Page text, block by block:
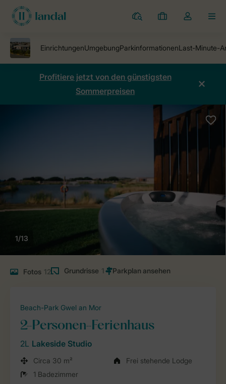
Ferienparks
Meine
Dropdown-
öffnen
Profitiere jetzt von den günstigsten
Sommerpreisen
1/13
Fotos 12 Grundrisse 1
Beach-Park Gwel an Mor
2-Personen-Ferienhaus
2L Lakeside Studio
Circa 30 m²
Frei stehende Lodge
1 Badezimmer